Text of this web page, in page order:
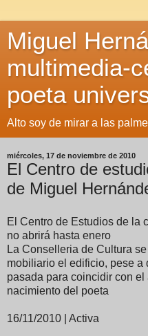
Miguel
multimedia-
poeta
Alto soy de mirar a las
miércoles, 17 de noviembre de 2010
El Centro de
de Miguel
El Centro de Estudios de la
no abrirá hasta enero
La Conselleria de Cultura
mobiliario el edificio, pese a
pasada para coincidir con el
nacimiento del poeta
16/11/2010 | Activa